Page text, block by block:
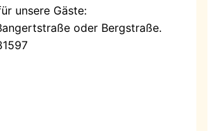
unsere Gäste:
oder Bergstraße.